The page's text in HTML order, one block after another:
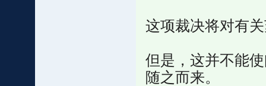
这项裁决将对有
但是，这并不能
随之而来。